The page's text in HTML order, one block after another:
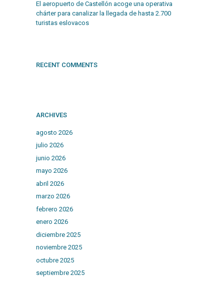
El aeropuerto de Castellón acoge una operativa
chárter para canalizar la llegada de hasta 2.700
turistas eslovacos
RECENT COMMENTS
ARCHIVES
agosto 2026
julio 2026
junio 2026
mayo 2026
abril 2026
marzo 2026
febrero 2026
enero 2026
diciembre 2025
noviembre 2025
octubre 2025
septiembre 2025